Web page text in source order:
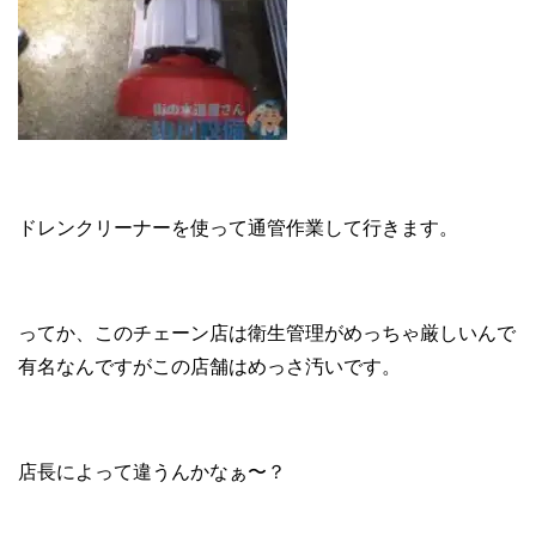
ドレンクリーナーを使って通管作業して行きます。
ってか、このチェーン店は衛生管理がめっちゃ厳しいんで
有名なんですがこの店舗はめっさ汚いです。
店長によって違うんかなぁ〜？